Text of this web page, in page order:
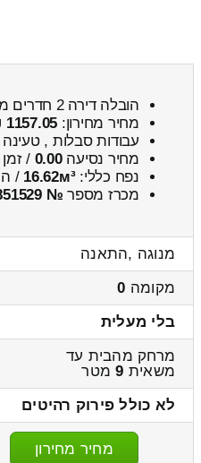
הובלה דירה 2 חדרים מכרם יבנה ← לנוגה
מחיר מחירון: 1157.05
עבודות סבלות , טעינה
מחיר נסיעה0.00
/
נפח כללי:16.62м³
/
מכרז מספר № m9851529
מנוגה ,התאנה
מקומה 0
בלי מעלית
מרחק מהבית עד
משאית 9מטר
לא כולל פירוק רהיטים
מחיר מחירון